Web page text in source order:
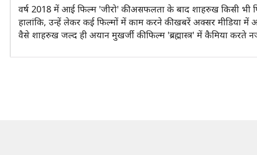
वर्ष 2018 में आई फिल्म 'जीरो' की असफलता के बाद शाहरुख किसी
हालांकि, उन्हें लेकर कई फिल्मों में काम करने की खबरें अक्सर मीडिया में
वैसे शाहरुख जल्द ही अयान मुखर्जी की फिल्म 'ब्रह्मास्त्र' में कैमिया करते